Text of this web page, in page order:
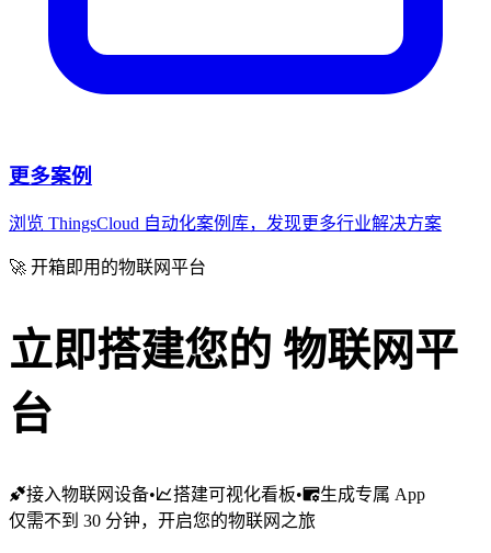
更多案例
浏览 ThingsCloud 自动化案例库，发现更多行业解决方案
🚀 开箱即用的物联网平台
立即搭建您的 物联网平
台
接入物联网设备• 搭建可视化看板•
生成专属 App
仅需不到 30 分钟，开启您的物联网之旅